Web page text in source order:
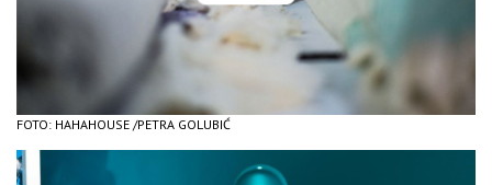
FOTO: HAHAHOUSE /PETRA GOLUBIĆ